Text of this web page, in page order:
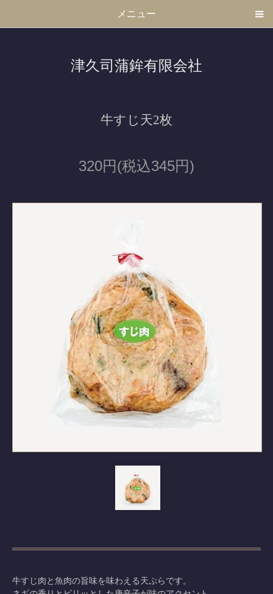
メニュー
津久司蒲鉾有限会社
牛すじ天2枚
320円(税込345円)
牛すじ肉と魚肉の旨味を味わえる天ぷらです。